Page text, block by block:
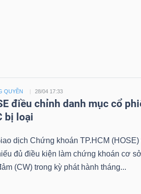
QUYỀN 28/04 17:33
điều chỉnh danh mục cổ
bị loại
dịch Chứng khoán TP.HCM
đủ điều kiện làm chứng khoán cơ
(CW) trong kỳ phát hành tháng...